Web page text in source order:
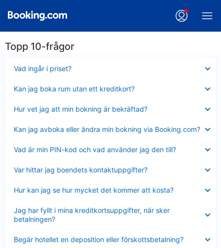
Topp 10-frågor
Vad ingår i priset?
mindre
Kan jag boka rum utan ett kreditkort?
mindre
Hur vet jag att min bokning är bekräftad?
mindre
Kan jag avboka eller ändra min bokning via Booking.com?
mindre
Vad är min PIN-kod och vad använder jag den till?
mindre
Var hittar jag boendets kontaktuppgifter?
mindre
Hur kan jag se hur mycket det kommer att kosta?
mindre
Jag har fyllt i mina kreditkortsuppgifter, när sker
betalningen?
mindre
Begär hotellet en deposition eller förskottsbetalning?
mindre